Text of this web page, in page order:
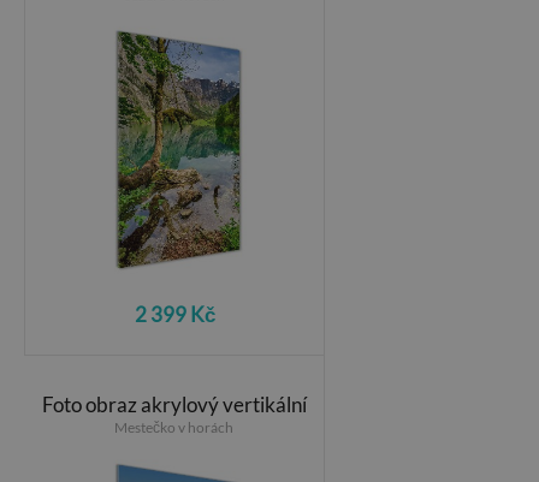
2 399 Kč
Foto obraz akrylový vertikální
Mestečko v horách